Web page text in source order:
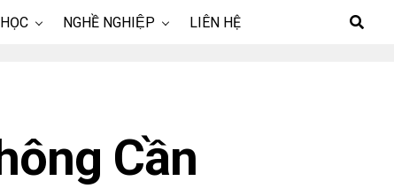
NGHỀ NGHIỆP LIÊN HỆ
Cần